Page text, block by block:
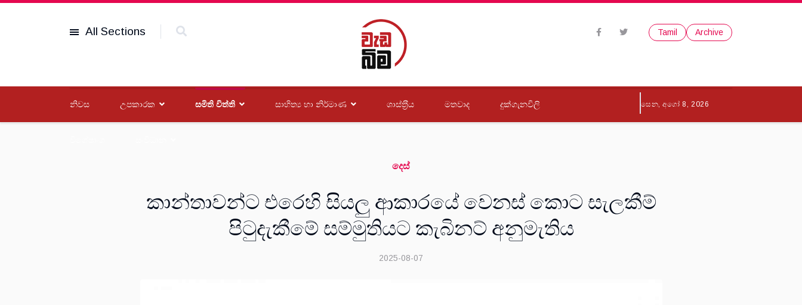
All Sections Tamil Archive
නිවස උපකාරක සමිති විත්ති සාහිත්‍ය හා නිර්මාණ ශාස්ත‍්‍රීය මතවාද දුක්ගැනවිලි සෙන, අගෝ 8, 2026
දෙස්
කාන්තාවන්ට එරෙහි සියලු ආකාරයේ වෙනස් කොට සැලකීම්
පිටුදැකීමේ සම්මුතියට කැබිනට් අනුමැතිය
2025-08-07